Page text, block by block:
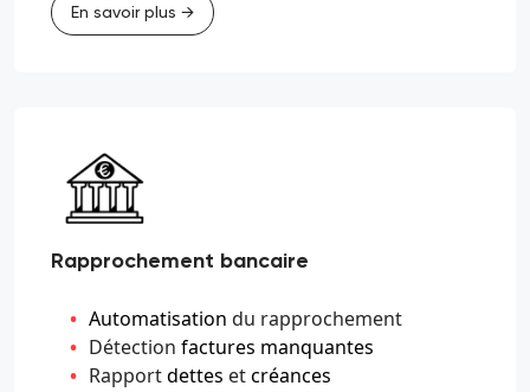
En savoir plus →
Rapprochement bancaire
Automatisation du rapprochement
Détection factures manquantes
Rapportdettes etcréances